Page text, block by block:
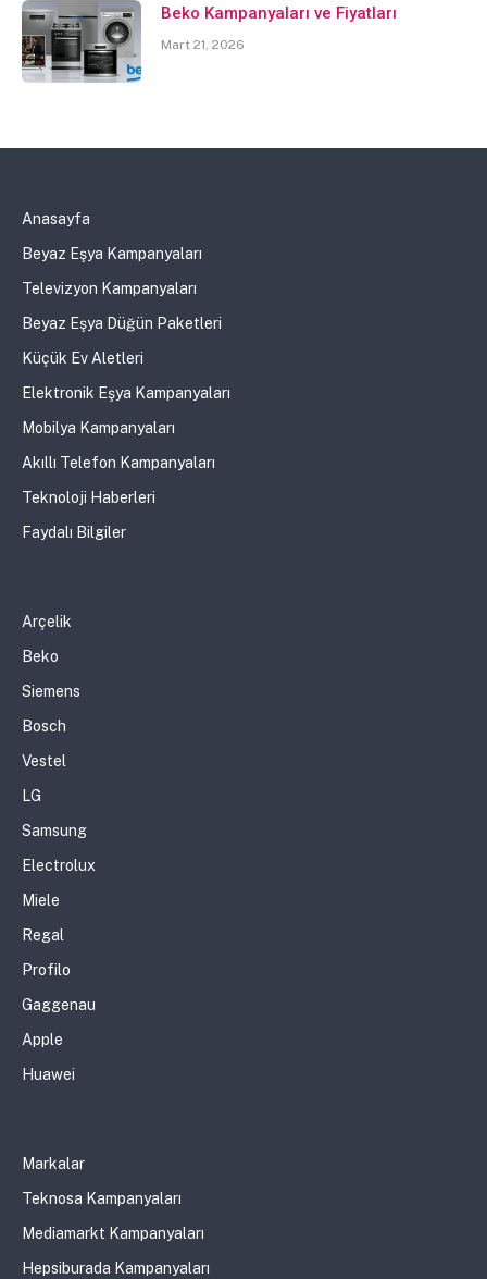
Beko Kampanyaları ve Fiyatları
Mart 21, 2026
Anasayfa
Beyaz Eşya Kampanyaları
Televizyon Kampanyaları
Beyaz Eşya Düğün Paketleri
Küçük Ev Aletleri
Elektronik Eşya Kampanyaları
Mobilya Kampanyaları
Akıllı Telefon Kampanyaları
Teknoloji Haberleri
Faydalı Bilgiler
Arçelik
Beko
Siemens
Bosch
Vestel
LG
Samsung
Electrolux
Miele
Regal
Profilo
Gaggenau
Apple
Huawei
Markalar
Teknosa Kampanyaları
Mediamarkt Kampanyaları
Hepsiburada Kampanyaları